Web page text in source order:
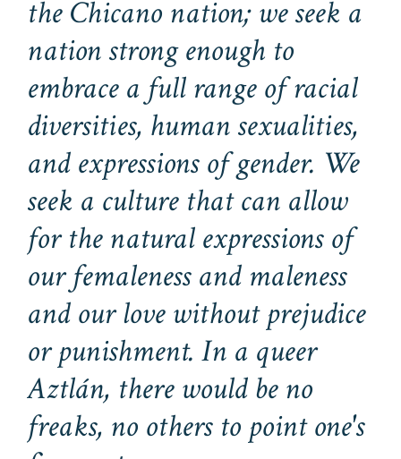
the Chicano nation; we seek a
nation strong enough to
embrace a full range of racial
diversities, human sexualities,
and expressions of gender. We
seek a culture that can allow
for the natural expressions of
our femaleness and maleness
and our love without prejudice
or punishment. In a queer
Aztlán, there would be no
freaks, no othersto point one's